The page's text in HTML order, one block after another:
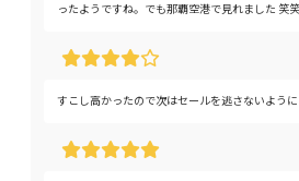
ったようですね。でも那覇空港で見れました 笑笑
すこし高かったので次はセールを逃さないように